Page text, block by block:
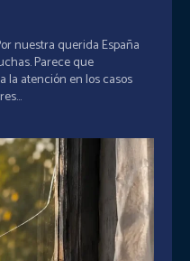
nuestra querida España
Parece que
la atención en los casos